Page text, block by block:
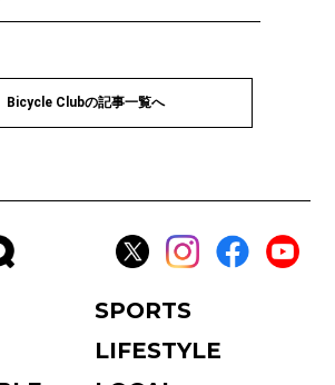
Bicycle Clubの記事一覧へ
SPORTS
LIFESTYLE